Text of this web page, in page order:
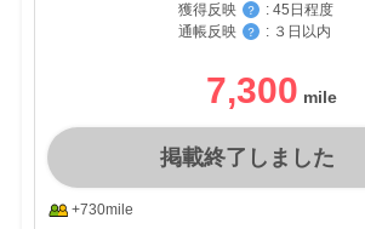
獲得反映
？ : 45日程度
通帳反映
？ : ３日以内
7,300
掲載終了しました
+730mile